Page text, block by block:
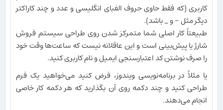
کاربری (که فقط حاوی حروف الفبای انگلیسی و عدد و چند کاراکتر
دیگر مثل - و _ باشد).
طبیعتاً کار اصلی شما متمرکز شدن روی طراحی سیستم فروش
شارژ یا پیش‌بینی است و این عاقلانه نیست که ساعت‌ها وقت خود
را صرف نوشتن کد اعتبارسنجی ایمیل و نام کاربری کنید.
یا مثلاً در برنامه‌نویسی ویندوز، فرض کنید می‌خواهید یک فرم
طراحی کنید و چند دکمه روی آن بگذارید که هر دکمه کار خاصی
انجام می‌دهند.